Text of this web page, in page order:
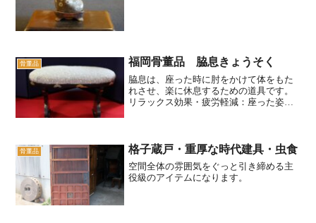
骨董品 福岡骨董品 脇息きょうそく
脇息は、座った時に肘をかけて体をもた
れさせ、楽に休息するための道具です。
リラックス効果・疲労軽減：座った姿勢
書、テレビ鑑賞などで快適に...
骨董品 格子蔵戸・重厚な時代建具・虫食
空間全体の雰囲気をぐっと引き締める主
役級のアイテムになります。